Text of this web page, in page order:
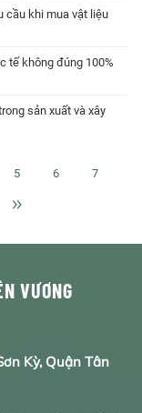
cầu khi mua vật liệu
tế không đúng 100%
sản xuất và xây
5 6 7
VƯƠNG
Kỳ, Quận Tân